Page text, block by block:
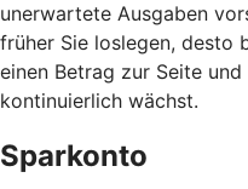
unerwartete Ausgaben
früher Sie loslegen, desto
einen Betrag zur Seite
kontinuierlich wächst.
Sparkonto